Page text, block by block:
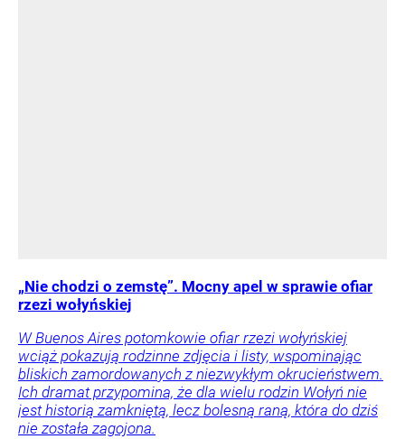
„Nie chodzi o zemstę”. Mocny apel w sprawie ofiar
rzezi wołyńskiej
W Buenos Aires potomkowie ofiar rzezi wołyńskiej
wciąż pokazują rodzinne zdjęcia i listy, wspominając
bliskich zamordowanych z niezwykłym okrucieństwem.
Ich dramat przypomina, że dla wielu rodzin Wołyń nie
jest historią zamkniętą, lecz bolesną raną, która do dziś
nie została zagojona.